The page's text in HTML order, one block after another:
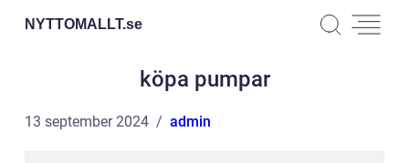
NYTTOMALLT.se
köpa pumpar
13 september 2024 admin